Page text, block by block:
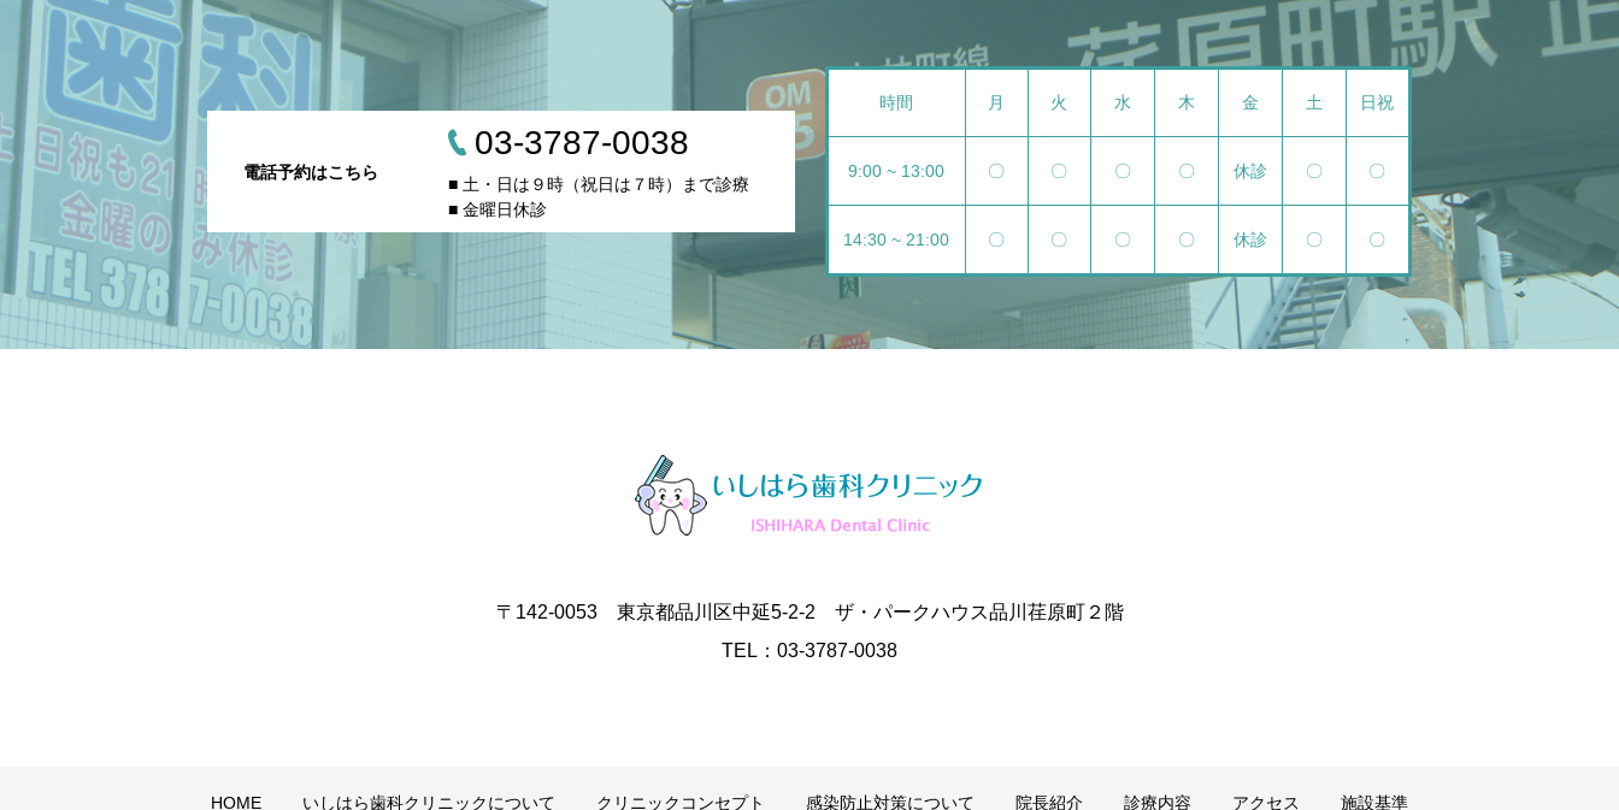
電話予約はこちら
03-3787-0038
■ 土・日は９時（祝日は７時）まで診療
■ 金曜日休診
時間 月 火 水 木 金 土 日祝
9:00 ~ 13:00 〇 〇 〇 〇 休診 〇 〇
14:30 ~ 21:00 〇 〇 〇 〇 休診 〇 〇
〒142-0053 東京都品川区中延5-2-2 ザ・パークハウス品川荏原町２階
TEL：03-3787-0038
HOME いしはら歯科クリニックについて クリニックコンセプト 感染防止対策について 院長紹介 診療内容 アクセス 施設基準